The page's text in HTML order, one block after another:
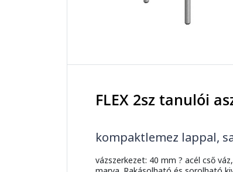
FLEX 2sz tanulói
kompaktlemez lappal,
vázszerkezet: 40 mm ? acél cső